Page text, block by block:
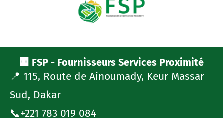
🏢 FSP - Fournisseurs Services Proximité
📍 115, Route de Ainoumady, Keur Massar
Sud, Dakar
📞+221 783 019 084